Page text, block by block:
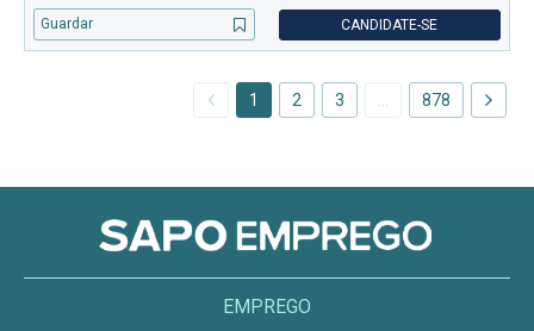
ambiente de trabalho positivo, com oportunidades reais de
desenvolvimento. Se qu
Guardar CANDIDATE-SE
1 2 3 878
EMPREGO